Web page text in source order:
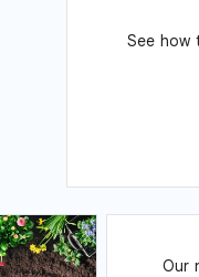
See how
Our